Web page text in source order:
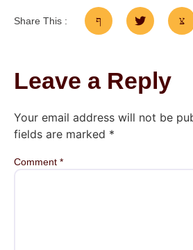
Share This :
Leave a Reply
Your email address will not be
fields are marked *
Comment *